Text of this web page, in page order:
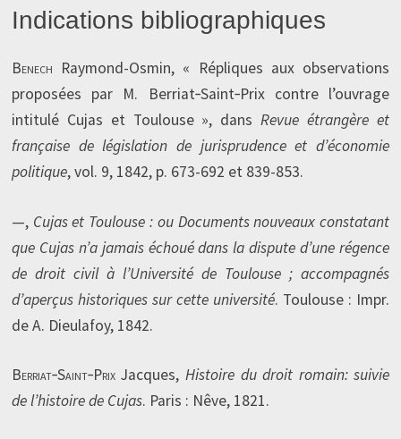
Indications bibliographiques
Benech Raymond-Osmin, « Répliques aux observations
proposées par M. Berriat‑Saint‑Prix contre l’ouvrage
intitulé Cujas et Toulouse », dansRevue étrangère et
française de législation de jurisprudence et d’économie
politique, vol. 9, 1842, p. 673-692 et 839-853.
—, Cujas et Toulouse : ou Documents nouveaux constatant
que Cujas n’a jamais échoué dans la dispute d’une régence
de droit civil à l’Université de Toulouse ; accompagnés
d’aperçus historiques sur cette université. Toulouse : Impr.
de A. Dieulafoy, 1842.
Berriat‑Saint‑PrixJacques, Histoire du droit romain: suivie
de l’histoire de Cujas. Paris : Nêve, 1821.